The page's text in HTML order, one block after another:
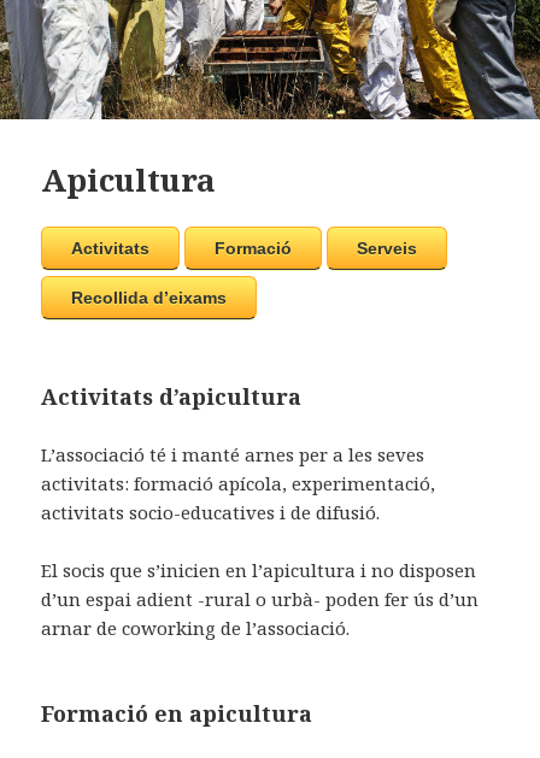
Apicultura
Activitats Formació Serveis
Recollida d’eixams
Activitats d’apicultura
L’associació té i manté arnes per a les seves
activitats: formació apícola, experimentació,
activitats socio-educatives i de difusió.
El socis que s’inicien en l’apicultura i no disposen
d’un espai adient -rural o urbà- poden fer ús d’un
arnar de coworking de l’associació.
Formació en apicultura